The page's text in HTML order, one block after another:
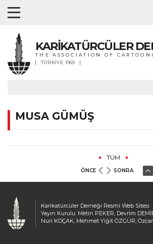
KARİKATÜRCÜLER
THE ASSOCIATION OF
TÜRKİYE 1969
MUSA GÜMÜŞ
TÜM
ÖNCE SONRA
Karikatürcüler Derneği Resmi Web Sitesi
Yayın Kurulu: Metin PEKER, Devrim
Nuri KOÇAK, Mehmet Yiğit ÖZGÜR,